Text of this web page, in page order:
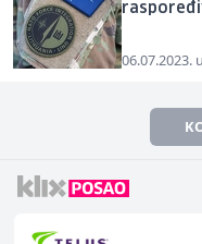
06.07.2023.